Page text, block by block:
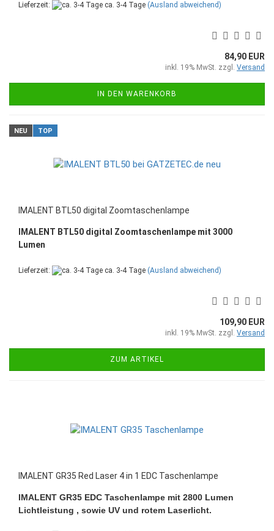
Lieferzeit: ca. 3-4 Tage (Ausland abweichend)
84,90 EUR
inkl. 19% MwSt. zzgl. Versand
IN DEN WARENKORB
NEU TOP
IMALENT BTL50 digital Zoomtaschenlampe
IMALENT BTL50 digital Zoomtaschenlampe mit 3000
Lumen
Lieferzeit: ca. 3-4 Tage (Ausland abweichend)
109,90 EUR
inkl. 19% MwSt. zzgl. Versand
ZUM ARTIKEL
IMALENT GR35 Red Laser 4 in 1 EDC Taschenlampe
IMALENT GR35 EDC Taschenlampe mit 2800 Lumen
Lichtleistung , sowie UV und rotem Laserlicht.